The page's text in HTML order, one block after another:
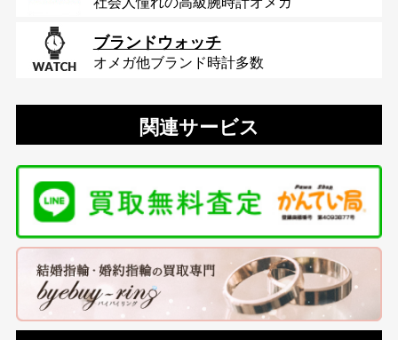
ブランドウォッチ
オメガ他ブランド時計多数
関連サービス